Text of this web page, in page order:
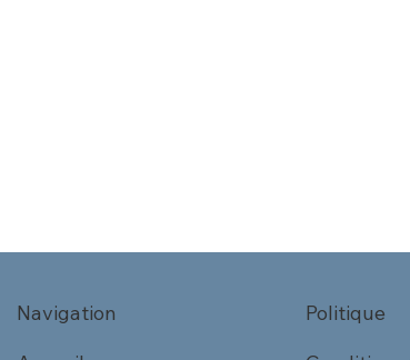
Navigation
Politique